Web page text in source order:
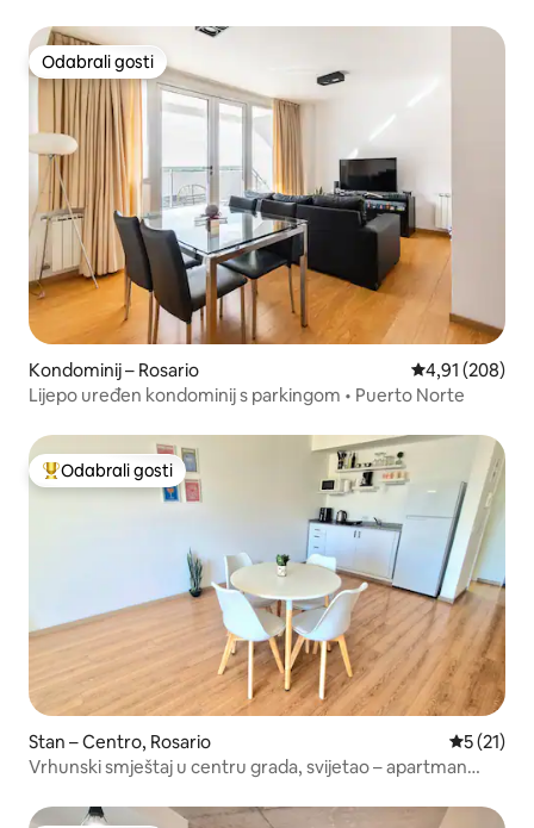
Odabrali gosti
Odabrali gosti
Kondominij – Rosario Prosječna
4,91 (208)
Lijepo uređen kondominij s parkingom • Puerto Norte
Među najviše rangiranima s oznakom „Odabrali gosti”
Odabrali gosti
Stan – Centro, Rosario Prosječna
5 (21)
Vrhunski smještaj u centru grada, svijetao – apartman